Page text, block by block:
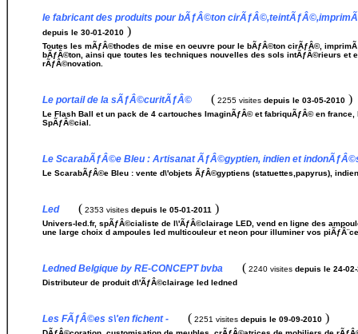
le fabricant des produits pour bÃƒÂ©ton
depuis le 30-01-2010 )
Toutes les mÃƒÂ©thodes de mise en oeuvre pour le bÃƒÂ©ton cirÃƒÂ©,
bÃƒÂ©ton, ainsi que toutes les techniques nouvelles des sols intÃƒÂ©rieurs et
rÃƒÂ©novation.
Le portail de la sÃƒÂ©curitÃƒÂ© ( 2255 visites depuis le 03-05-2010 )
Le Flash Ball et un pack de 4 cartouches ImaginÃƒÂ© et fabriquÃƒÂ© en
SpÃƒÂ©cial.
Le ScarabÃƒÂ©e Bleu : Artisanat ÃƒÂ©gyptien, indien et
Le ScarabÃƒÂ©e Bleu : vente d\'objets ÃƒÂ©gyptiens (statuettes,papyrus),
Led( 2353 visites depuis le 05-01-2011 )
Univers-led.fr, spÃƒÂ©cialiste de l\'ÃƒÂ©clairage LED, vend en ligne des
une large choix d ampoules led multicouleur et neon pour illuminer vos
Ledned Belgique by RE-CONCEPT bvba ( 2240 visites depuis le 24-
Distributeur de produit d\'ÃƒÂ©clairage led ledned
Les FÃƒÂ©es s\'en fichent - ( 2251 visites depuis le 09-09-2010 )